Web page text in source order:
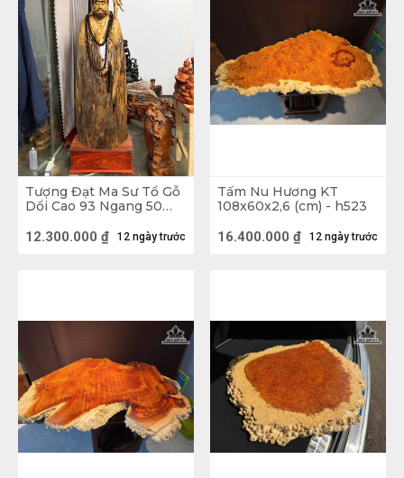
Tượng Đạt Ma Sư Tổ Gỗ
Dổi Cao 93 Ngang 50
12 ngày trước
12.300.000 ₫
Tấm Nu Hương KT
108x60x2,6 (cm) - h523
12 ngày trước
16.400.000 ₫